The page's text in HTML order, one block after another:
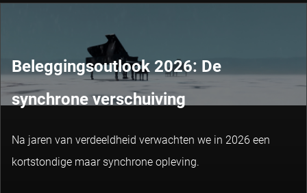
Beleggingsoutlook 2026: De
synchrone verschuiving
Na jaren van verdeeldheid verwachten we in 2026 een
kortstondige maar synchrone opleving.